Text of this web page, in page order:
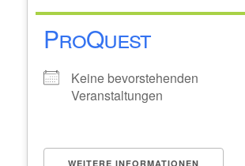
ProQuest
Keine bevorstehenden
Veranstaltungen
WEITERE INFORMATIONEN